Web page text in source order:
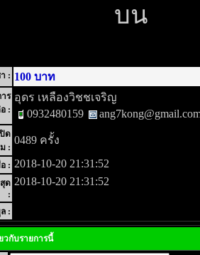
บน
: 100 บาท
ร
:
อุดร เหลืองวิชชเจริญ
0932480159
ด
:
0489 ครั้ง
: 2018-10-20 21:31:52
ด
:
2018-10-20 21:31:52
:
วกับรายการนี้